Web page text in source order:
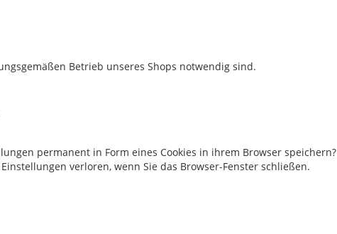
Betrieb unseres Shops notwendig sind.
permanent in Form eines Cookies in ihrem Browser speichern?
verloren, wenn Sie das Browser-Fenster schließen.